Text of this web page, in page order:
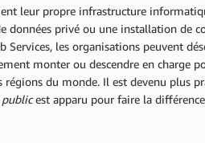
leur propre infrastructure
données privé ou une installation de
les organisations peuvent
monter ou descendre en charge
du monde. Il est devenu plus
publicest apparu pour faire la